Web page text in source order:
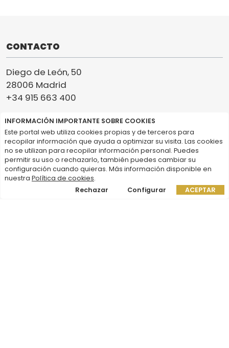
CONTACTO
Diego de León, 50
28006 Madrid
+34 915 663 400
CIF: G-78125366
fundacion@fundacionceoe.es
INFORMACIÓN IMPORTANTE SOBRE COOKIES
Este portal web utiliza cookies propias y de terceros para
recopilar información que ayuda a optimizar su visita. Las cookies
no se utilizan para recopilar información personal. Puedes
permitir su uso o rechazarlo, también puedes cambiar su
configuración cuando quieras. Más información disponible en
nuestra Política de cookies.
Rechazar
Configurar ACEPTAR